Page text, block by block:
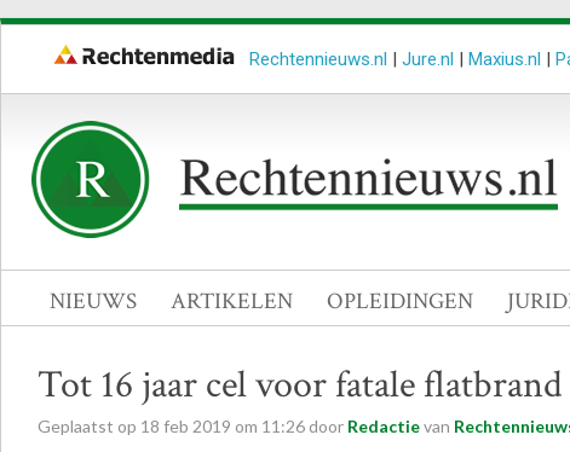
Rechtennieuws.nl | Jure.nl | Maxius.nl |
NIEUWS ARTIKELEN OPLEIDINGEN
Tot 16 jaar cel voor fatale
Geplaatst op 18 feb 2019 om 11:26 door Redactievan